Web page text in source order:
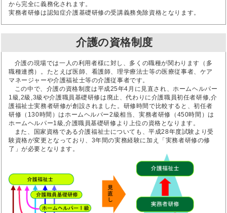
から完全に義務化されます。
実務者研修は認知症介護基礎研修の受講義務免除資格となります。
介護の資格制度
介護の現場では一人の利用者様に対し、多くの職種が関わります（多
職種連携）。たとえば医師、看護師、理学療法士等の医療従事者、ケア
マネージャーや介護福祉士等の介護従事者です。
この中で、介護の資格制度は平成25年4月に見直され、ホームヘルパー
1級,2級,3級や介護職員基礎研修は廃止、代わりに介護職員初任者研修,介
護福祉士実務者研修が創設されました。研修時間で比較すると、初任者
研修（130時間）はホームヘルパー2級相当、実務者研修（450時間）は
ホームヘルパー1級,介護職員基礎研修より上位の資格となります。
また、国家資格である介護福祉士についても、平成28年度試験より受
験資格が変更となっており、3年間の実務経験に加え「実務者研修の修
了」が必要となります。